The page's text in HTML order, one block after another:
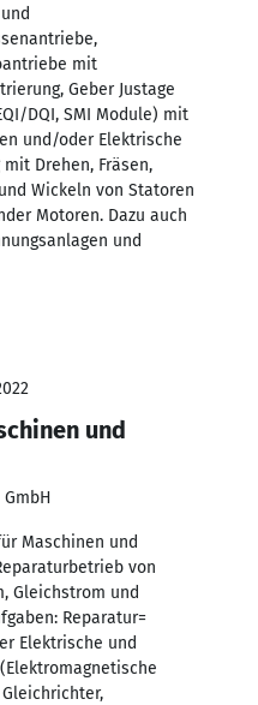
mit
Geber Justage
DQI, SMI Module) mit
und/oder Elektrische
Drehen, Fräsen,
Wickeln von Statoren
Motoren. Dazu auch
und
und
Maschinen und
von
Gleichstrom und
Reparatur=
Elektrische und